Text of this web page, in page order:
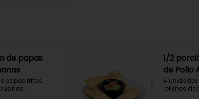
de papas
papas fritas
1/2
de Pollo
4 unidades
rellenos de